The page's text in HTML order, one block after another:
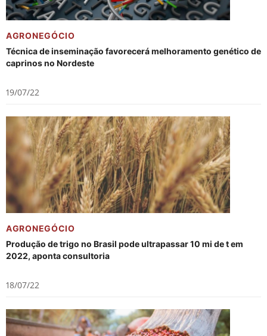
AGRONEGÓCIO
Técnica de inseminação favorecerá melhoramento genético de
caprinos no Nordeste
19/07/22
AGRONEGÓCIO
Produção de trigo no Brasil pode ultrapassar 10 mi de t em
2022, aponta consultoria
18/07/22